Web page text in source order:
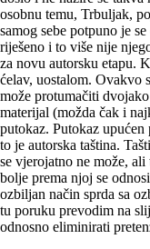
osobnu temu, Trbuljak,
samog sebe potpuno je
riješeno i to više nije
za novu autorsku etapu.
ćelav, uostalom. Ovakvo
može protumačiti
materijal (možda čak i
putokaz. Putokaz
to je autorska taština.
se vjerojatno ne može,
bolje prema njoj se
ozbiljan način sprda sa
tu poruku prevodim na
odnosno eliminirati